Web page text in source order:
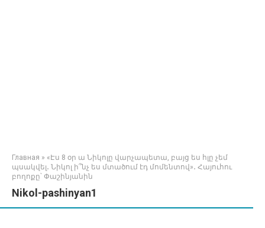
Главная » «Էս 8 օր ա Նիկոլը վարչապետա, բայց ես հլը չեմ
պսակվել․ Նիկոլ ի՞նչ ես մտածում էդ մոմենտով»․ Հայուհու
բողոքը՝ Փաշինյանին
Nikol-pashinyan1